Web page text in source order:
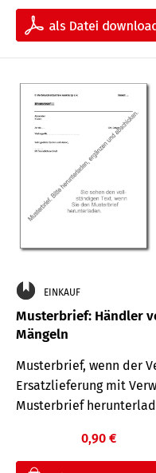
EINKAUF
Musterbrief: Händler
Mängeln
Musterbrief, wenn der
Ersatzlieferung mit
Musterbrief
0,90 €